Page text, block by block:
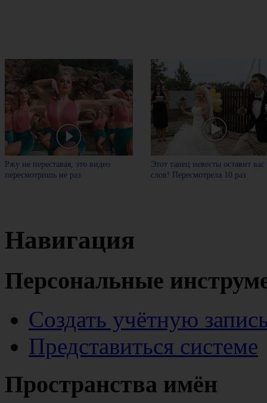
Ржу не переставая, это видео
пересмотришь не раз
Этот танец невесты оставит вас
слов! Пересмотрела 10 раз
Навигация
Персональные
Создать учётную
Представиться системе
Пространства имён